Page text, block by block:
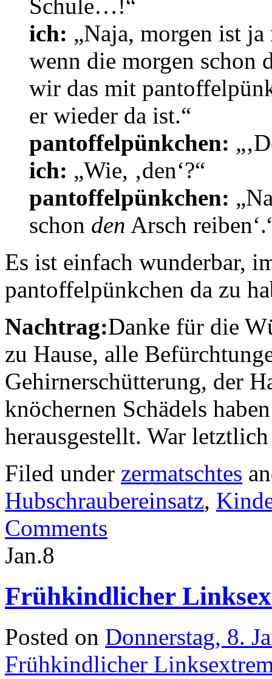
Schule…!“
ich: „Naja, morgen ist
wenn die morgen schon
wir das mit
er wieder da ist.“
pantoffelpünkchen:
ich: „Wie, ‚den‘?“
pantoffelpünkchen:
schon den Arsch
Es ist einfach wunderbar,
pantoffelpünkchen da zu
Nachtrag:Danke für die
zu Hause, alle
Gehirnerschütterung, der
knöchernen Schädels
herausgestellt. War
Filed under zermatschtes
Hubschraubereinsatz,
Comments
Jan.8
Frühkindlicher
Posted on Donnerstag, 8.
Frühkindlicher